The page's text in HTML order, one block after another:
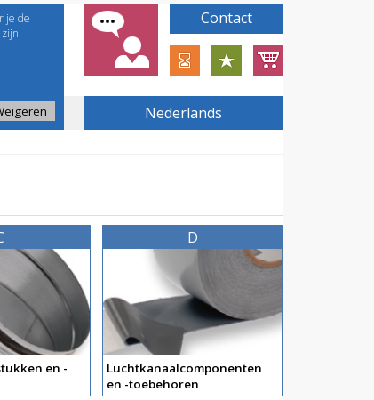
je de
Nederlands
Contact
en -
D
Luchtkanaalcomponenten
en -toebehoren